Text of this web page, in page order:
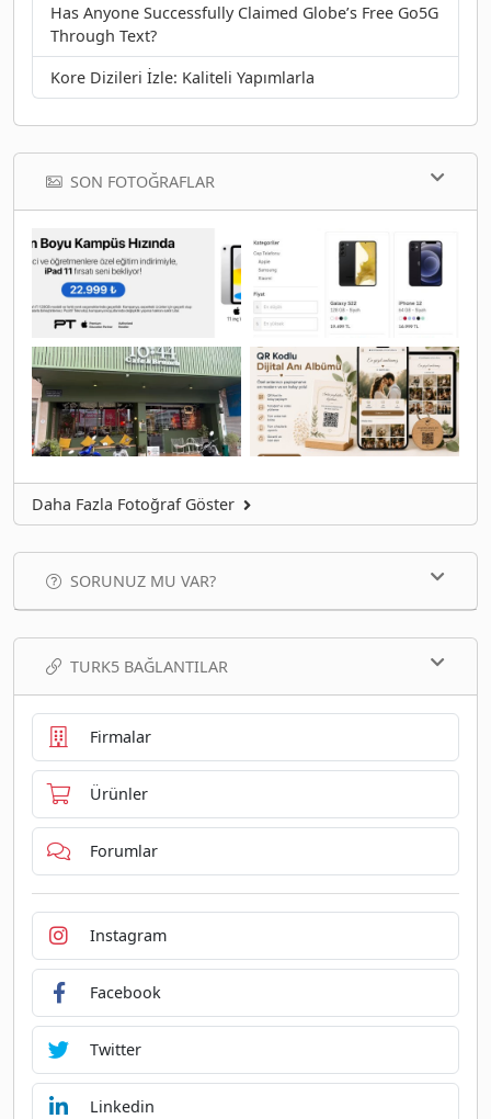
Has Anyone Successfully Claimed Globe’s Free Go5G
Through Text?
Kore Dizileri İzle: Kaliteli Yapımlarla
SON FOTOĞRAFLAR
Daha Fazla Fotoğraf Göster
SORUNUZ MU VAR?
TURK5 BAĞLANTILAR
Firmalar
Ürünler
Forumlar
Instagram
Facebook
Twitter
Linkedin